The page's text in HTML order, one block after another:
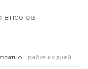
BT100-013
рабочих дней